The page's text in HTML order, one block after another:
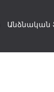
Անձնական